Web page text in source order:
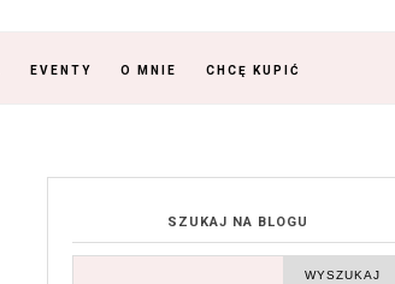
EVENTY O MNIE CHCĘ KUPIĆ
SZUKAJ NA BLOGU